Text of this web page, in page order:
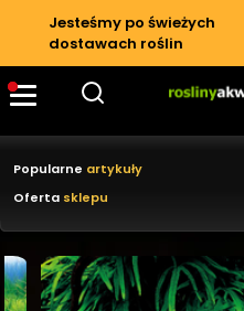
RoślinyJesteśmy po świeżych
dostawach roślin
Popularne artykuły
Recenzje i testy
Oferta sklepu
Nowe rośliny akwariowe